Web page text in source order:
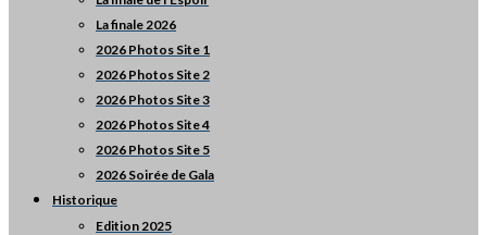
La finale 2026
2026 Photos Site 1
2026 Photos Site 2
2026 Photos Site 3
2026 Photos Site 4
2026 Photos Site 5
2026 Soirée de Gala
Historique
Edition 2025